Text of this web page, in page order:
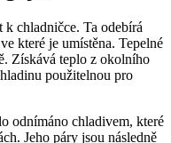
chladničce. Ta odebírá
které je umístěna. Tepelné
Získává teplo z okolního
použitelnou pro
odnímáno chladivem, které
Jeho páry jsou následně